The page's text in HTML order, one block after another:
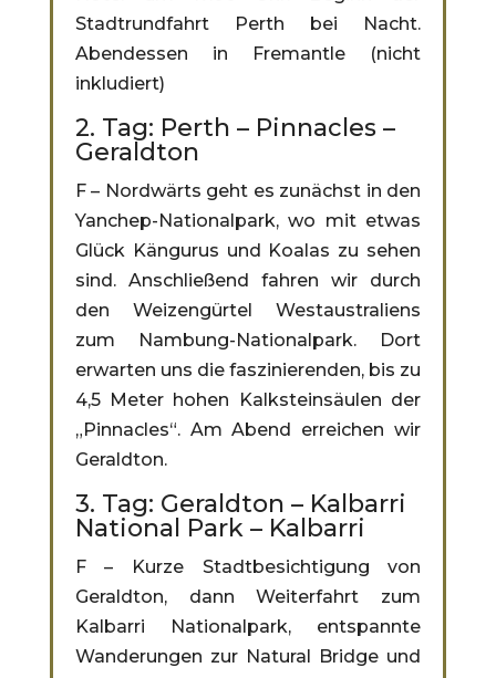
Stadtrundfahrt Perth bei Nacht.
Abendessen in Fremantle (nicht
inkludiert)
2. Tag: Perth – Pinnacles –
Geraldton
F – Nordwärts geht es zunächst in den
Yanchep-Nationalpark, wo mit etwas
Glück Kängurus und Koalas zu sehen
sind. Anschließend fahren wir durch
den Weizengürtel Westaustraliens
zum Nambung-Nationalpark. Dort
erwarten uns die faszinierenden, bis zu
4,5 Meter hohen Kalksteinsäulen der
„Pinnacles“. Am Abend erreichen wir
Geraldton.
3. Tag: Geraldton – Kalbarri
National Park – Kalbarri
F – Kurze Stadtbesichtigung von
Geraldton, dann Weiterfahrt zum
Kalbarri Nationalpark, entspannte
Wanderungen zur Natural Bridge und